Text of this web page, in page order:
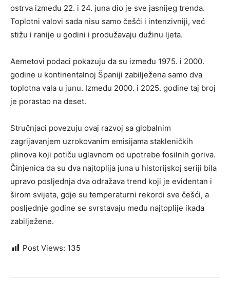
ostrva između 22. i 24. juna dio je sve jasnijeg trenda.
Toplotni valovi sada nisu samo češći i intenzivniji, već
stižu i ranije u godini i produžavaju dužinu ljeta.
Aemetovi podaci pokazuju da su između 1975. i 2000.
godine u kontinentalnoj Španiji zabilježena samo dva
toplotna vala u junu. Između 2000. i 2025. godine taj broj
je porastao na deset.
Stručnjaci povezuju ovaj razvoj sa globalnim
zagrijavanjem uzrokovanim emisijama stakleničkih
plinova koji potiču uglavnom od upotrebe fosilnih goriva.
Činjenica da su dva najtoplija juna u historijskoj seriji bila
upravo posljednja dva odražava trend koji je evidentan i
širom svijeta, gdje su temperaturni rekordi sve češći, a
posljednje godine se svrstavaju među najtoplije ikada
zabilježene.
Post Views: 135